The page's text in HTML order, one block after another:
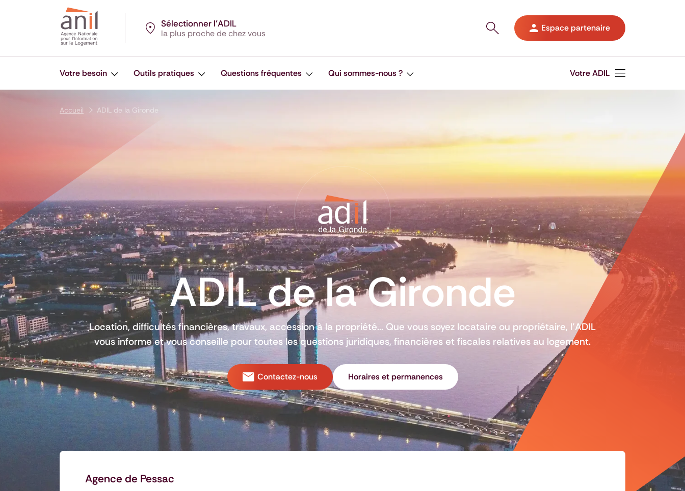
Aller à la navigation principale
Aller menu pied de page
Sélectionner l’ADIL
la plus proche de chez vous
Ouvrir le panneau de recherche sur le site
Espace partenaire
Votre besoin Outils pratiques Questions fréquentes Qui sommes-nous ? Votre ADIL
Accueil ADIL de la Gironde
ADIL de la Gironde
Location, difficultés financières, travaux, accession à la propriété... Que vous soyez locataire ou propriétaire, l’ADIL
vous informe et vous conseille pour toutes les questions juridiques, financières et fiscales relatives au logement.
Contactez-nous Horaires et permanences
Agence de Pessac